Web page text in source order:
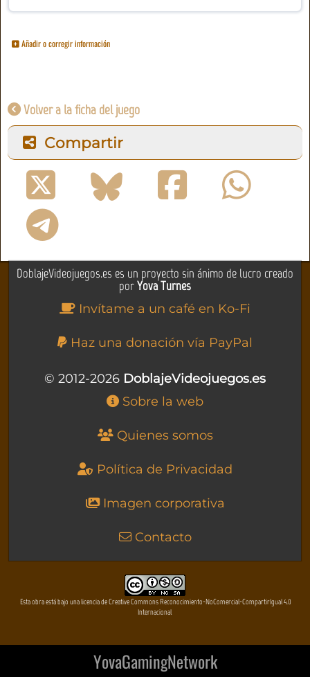
Añadir o corregir información
Volver a la ficha del juego
Compartir
DoblajeVideojuegos.es es un proyecto sin ánimo de lucro creado
porYova Turnes
Invítame a un café en Ko-Fi
Haz una donación vía PayPal
© 2012-2026 DoblajeVideojuegos.es
Sobre la web
Quienes somos
Política de Privacidad
Imagen corporativa
Contacto
Esta obra está bajo una licencia de Creative Commons Reconocimiento-NoComercial-CompartirIgual 4.0
Internacional
YovaGamingNetwork